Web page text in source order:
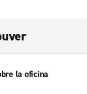
la oficina